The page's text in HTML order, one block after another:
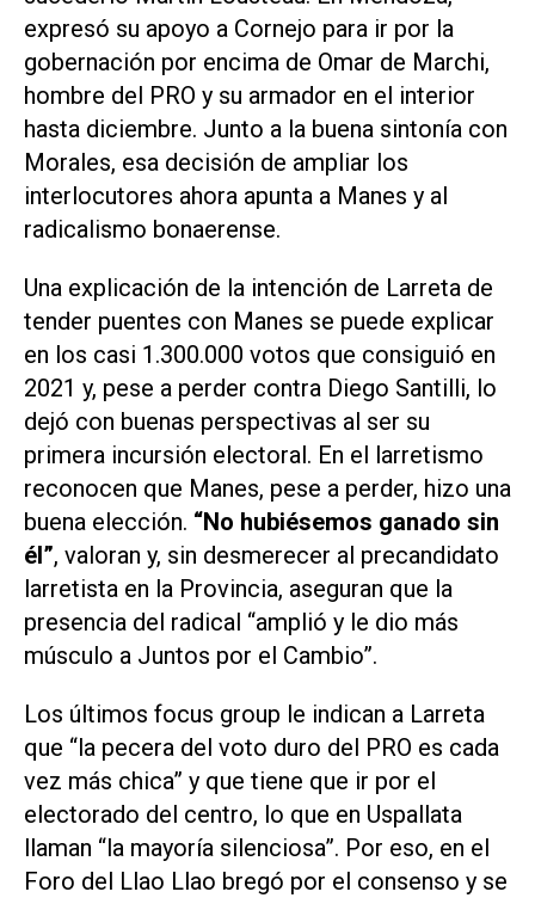
expresó su apoyo a Cornejo para ir por la
gobernación por encima de Omar de Marchi,
hombre del PRO y su armador en el interior
hasta diciembre. Junto a la buena sintonía con
Morales, esa decisión de ampliar los
interlocutores ahora apunta a Manes y al
radicalismo bonaerense.
Una explicación de la intención de Larreta de
tender puentes con Manes se puede explicar
en los casi 1.300.000 votos que consiguió en
2021 y, pese a perder contra Diego Santilli, lo
dejó con buenas perspectivas al ser su
primera incursión electoral. En el larretismo
reconocen que Manes, pese a perder, hizo una
buena elección. “No hubiésemos ganado sin
él”, valoran y, sin desmerecer al precandidato
larretista en la Provincia, aseguran que la
presencia del radical “amplió y le dio más
músculo a Juntos por el Cambio”.
Los últimos focus group le indican a Larreta
que “la pecera del voto duro del PRO es cada
vez más chica” y que tiene que ir por el
electorado del centro, lo que en Uspallata
llaman “la mayoría silenciosa”. Por eso, en el
Foro del Llao Llao bregó por el consenso y se